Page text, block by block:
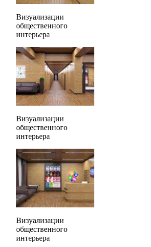
Визуализации
общественного
интерьера
Визуализации
общественного
интерьера
Визуализации
общественного
интерьера